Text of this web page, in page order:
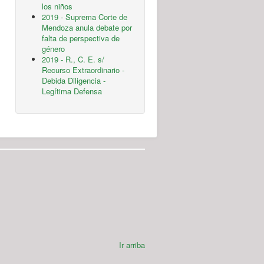
los niños
2019 - Suprema Corte de
Mendoza anula debate por
falta de perspectiva de
género
2019 - R., C. E. s/
Recurso Extraordinario -
Debida Diligencia -
Legítima Defensa
Ir arriba